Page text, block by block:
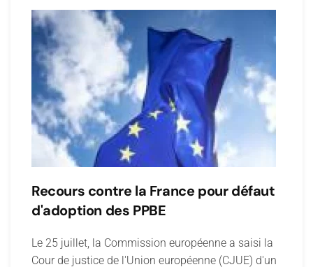
Recours contre la France pour défaut
d'adoption des PPBE
Le 25 juillet, la Commission européenne a saisi la
Cour de justice de l'Union européenne (CJUE) d'un